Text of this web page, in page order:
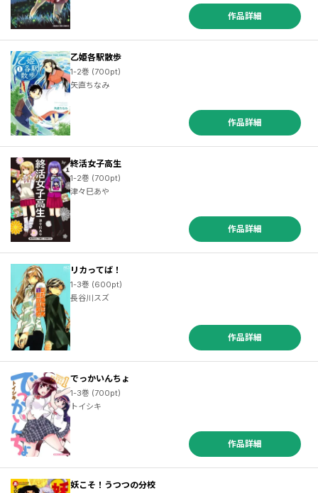
作品詳細
乙姫各駅散歩
1-2巻 (700pt)
矢直ちなみ
作品詳細
終活女子高生
1-2巻 (700pt)
津々巳あや
作品詳細
リカってば！
1-3巻 (600pt)
長谷川スズ
作品詳細
でっかいんちょ
1-3巻 (700pt)
トイシキ
作品詳細
妖こそ！うつつの分校